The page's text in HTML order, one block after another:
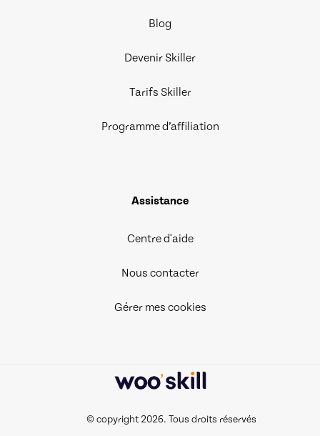
Blog
Devenir Skiller
Tarifs Skiller
Programme d’affiliation
Assistance
Centre d'aide
Nous contacter
Gérer mes cookies
© copyright 2026. Tous droits réservés